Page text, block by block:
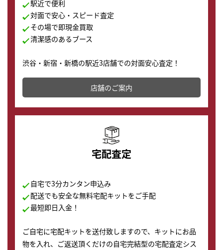
駅近で便利
対面で安心・スピード査定
その場で即現金買取
清潔感のあるブース
渋谷・新宿・新橋の駅近3店舗での対面安心査定！
その場で現金買取致します。渋谷本店では、時計販売の
店舗を併設しており、下取りに出してお得に新しい時計
の購入もできます♪
店舗のご案内
宅配査定
自宅で3分カンタン申込み
配送でも安全な無料宅配キットをご手配
最短即日入金！
ご自宅に宅配キットを送付致しますので、キットにお品
物を入れ、ご返送頂くだけの自宅完結型の宅配査定シス